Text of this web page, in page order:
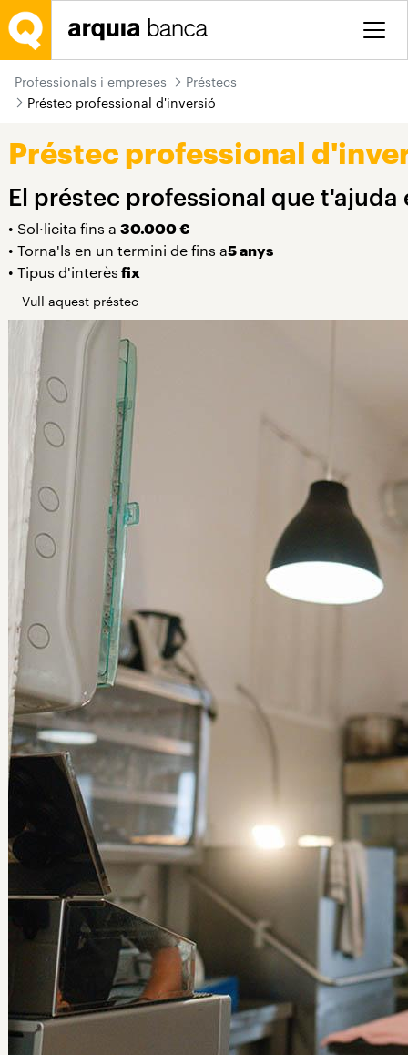
Salta al contingut principal
Professionals i empreses
Préstecs
Préstec professional d'inversió
Préstec professional
El préstec professional que
• Sol·licita fins a 30.000 €
• Torna'ls en un termini de fins a5 anys
• Tipus d'interès fix
Vull aquest préstec